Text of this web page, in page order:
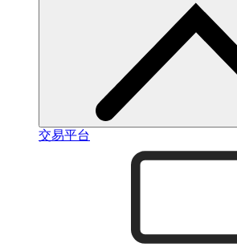
交易平台